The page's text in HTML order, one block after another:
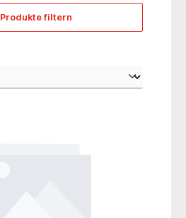
Produkte filtern